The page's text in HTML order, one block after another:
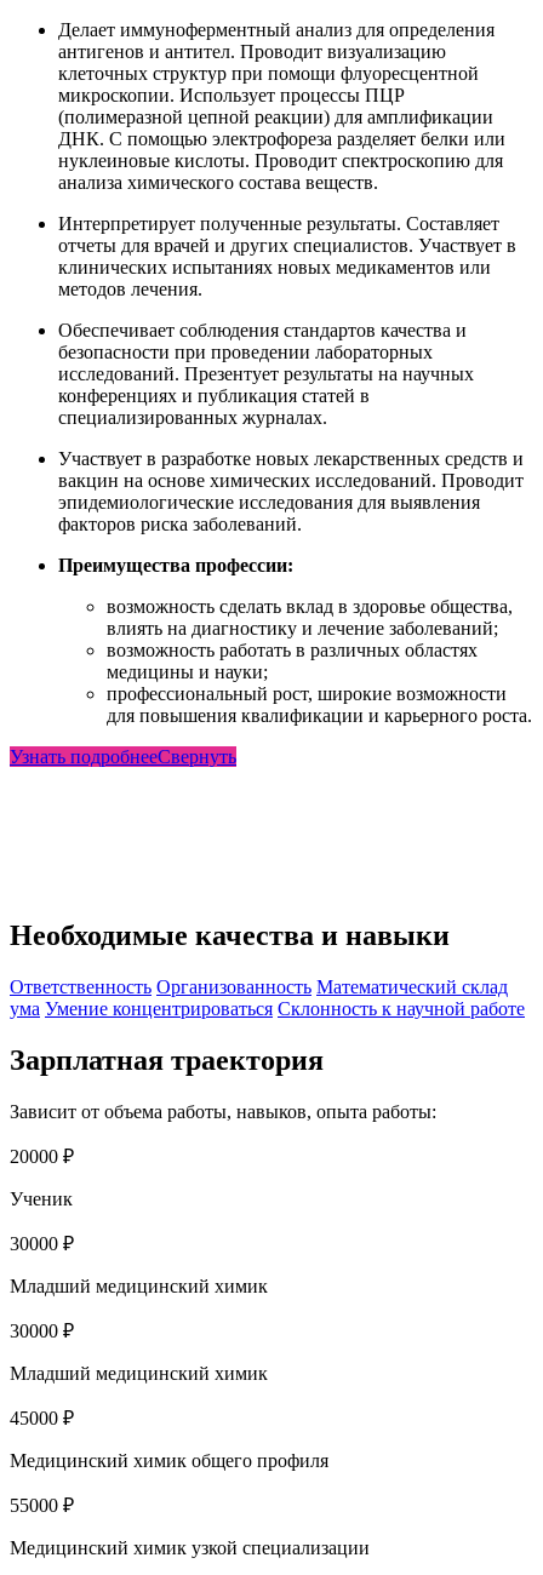
Делает иммуноферментный анализ для определения
антигенов и антител. Проводит визуализацию
клеточных структур при помощи флуоресцентной
микроскопии. Использует процессы ПЦР
(полимеразной цепной реакции) для амплификации
ДНК. С помощью электрофореза разделяет белки или
нуклеиновые кислоты. Проводит спектроскопию для
анализа химического состава веществ.
Интерпретирует полученные результаты. Составляет
отчеты для врачей и других специалистов. Участвует в
клинических испытаниях новых медикаментов или
методов лечения.
Обеспечивает соблюдения стандартов качества и
безопасности при проведении лабораторных
исследований. Презентует результаты на научных
конференциях и публикация статей в
специализированных журналах.
Участвует в разработке новых лекарственных средств и
вакцин на основе химических исследований. Проводит
эпидемиологические исследования для выявления
факторов риска заболеваний.
Преимущества профессии:
возможность сделать вклад в здоровье общества,
влиять на диагностику и лечение заболеваний;
возможность работать в различных областях
медицины и науки;
профессиональный рост, широкие возможности
для повышения квалификации и карьерного роста.
Узнать подробнееСвернуть
Необходимые качества и навыки
Ответственность Организованность Математический склад
ума Умение концентрироваться Склонность к научной работе
Зарплатная траектория
Зависит от объема работы, навыков, опыта работы:
20000 ₽
Ученик
30000 ₽
Младший медицинский химик
30000 ₽
Младший медицинский химик
45000 ₽
Медицинский химик общего профиля
55000 ₽
Медицинский химик узкой специализации